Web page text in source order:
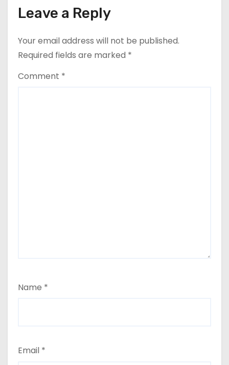
Leave a Reply
Your email address will not be published.
Required fields are marked *
Comment *
Name *
Email *